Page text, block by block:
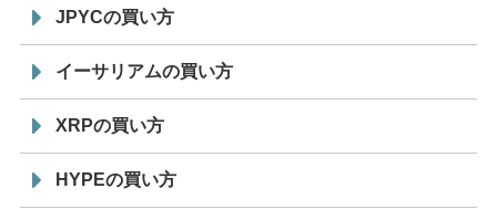
JPYCの買い方
イーサリアムの買い方
XRPの買い方
HYPEの買い方